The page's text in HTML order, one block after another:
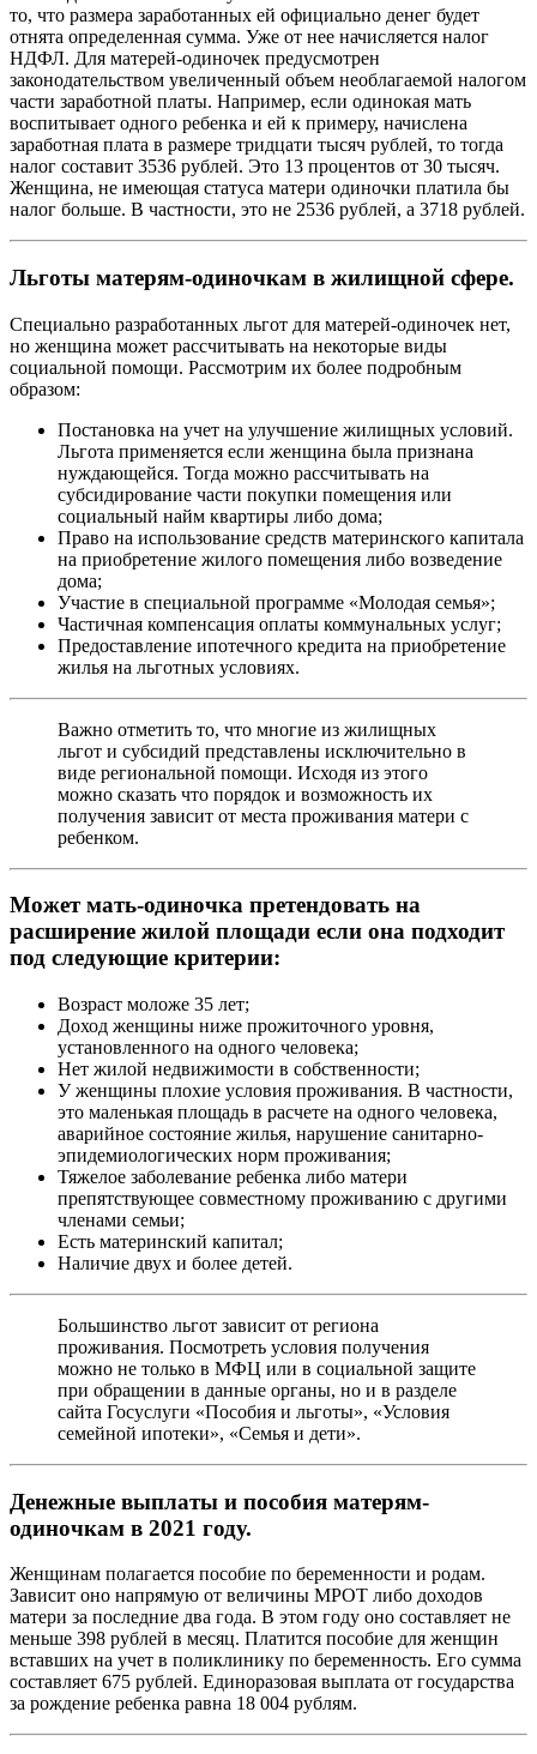
то, что размера заработанных ей официально денег будет
отнята определенная сумма. Уже от нее начисляется налог
НДФЛ. Для матерей-одиночек предусмотрен
законодательством увеличенный объем необлагаемой налогом
части заработной платы. Например, если одинокая мать
воспитывает одного ребенка и ей к примеру, начислена
заработная плата в размере тридцати тысяч рублей, то тогда
налог составит 3536 рублей. Это 13 процентов от 30 тысяч.
Женщина, не имеющая статуса матери одиночки платила бы
налог больше. В частности, это не 2536 рублей, а 3718 рублей.
Льготы матерям-одиночкам в жилищной сфере.
Специально разработанных льгот для матерей-одиночек нет,
но женщина может рассчитывать на некоторые виды
социальной помощи. Рассмотрим их более подробным
образом:
Постановка на учет на улучшение жилищных условий.
Льгота применяется если женщина была признана
нуждающейся. Тогда можно рассчитывать на
субсидирование части покупки помещения или
социальный найм квартиры либо дома;
Право на использование средств материнского капитала
на приобретение жилого помещения либо возведение
дома;
Участие в специальной программе «Молодая семья»;
Частичная компенсация оплаты коммунальных услуг;
Предоставление ипотечного кредита на приобретение
жилья на льготных условиях.
Важно отметить то, что многие из жилищных
льгот и субсидий представлены исключительно в
виде региональной помощи. Исходя из этого
можно сказать что порядок и возможность их
получения зависит от места проживания матери с
ребенком.
Может мать-одиночка претендовать на
расширение жилой площади если она подходит
под следующие критерии:
Возраст моложе 35 лет;
Доход женщины ниже прожиточного уровня,
установленного на одного человека;
Нет жилой недвижимости в собственности;
У женщины плохие условия проживания. В частности,
это маленькая площадь в расчете на одного человека,
аварийное состояние жилья, нарушение санитарно-
эпидемиологических норм проживания;
Тяжелое заболевание ребенка либо матери
препятствующее совместному проживанию с другими
членами семьи;
Есть материнский капитал;
Наличие двух и более детей.
Большинство льгот зависит от региона
проживания. Посмотреть условия получения
можно не только в МФЦ или в социальной защите
при обращении в данные органы, но и в разделе
сайта Госуслуги «Пособия и льготы», «Условия
семейной ипотеки», «Семья и дети».
Денежные выплаты и пособия матерям-
одиночкам в 2021 году.
Женщинам полагается пособие по беременности и родам.
Зависит оно напрямую от величины МРОТ либо доходов
матери за последние два года. В этом году оно составляет не
меньше 398 рублей в месяц. Платится пособие для женщин
вставших на учет в поликлинику по беременность. Его сумма
составляет 675 рублей. Единоразовая выплата от государства
за рождение ребенка равна 18 004 рублям.